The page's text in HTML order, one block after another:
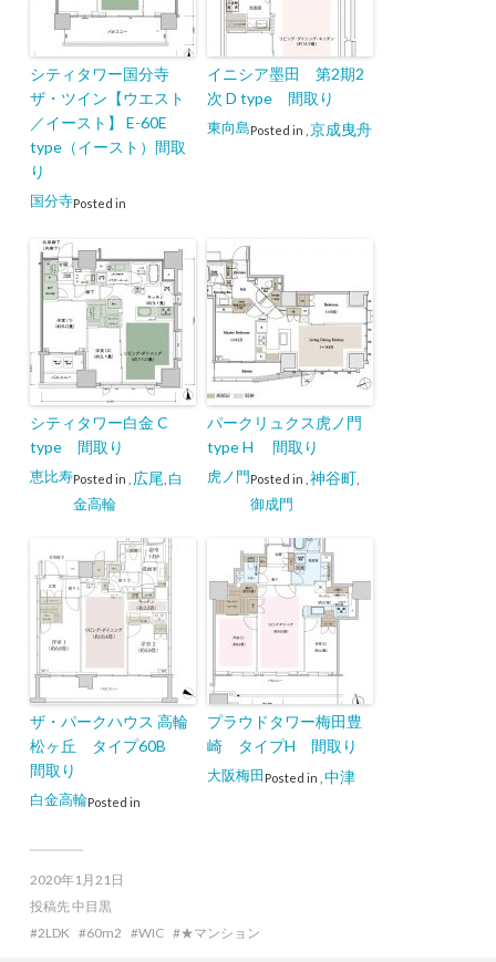
シティタワー国分寺
ザ・ツイン【ウエスト
／イースト】 E-60E
type（イースト）間取
り
Posted in
国分寺
イニシア墨田 第2期2
次 D type 間取り
Posted in
東向島 京成曳舟
シティタワー白金 C
type 間取り
Posted in
恵比寿 広尾 白
金高輪
パークリュクス虎ノ門
type H 間取り
Posted in
虎ノ門 神谷町
御成門
ザ・パークハウス 高輪
松ヶ丘 タイプ60B
間取り
Posted in
白金高輪
プラウドタワー梅田豊
崎 タイプH 間取り
Posted in
大阪梅田 中津
2020年1月21日
投稿先中目黒
2LDK
60m2 WIC ★マンション